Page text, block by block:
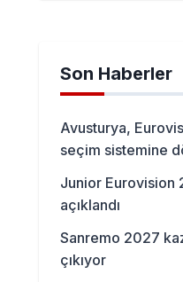
Son Haberler
Avusturya,
seçim sistemine
Junior Eurovision
açıklandı
Sanremo 2027
çıkıyor